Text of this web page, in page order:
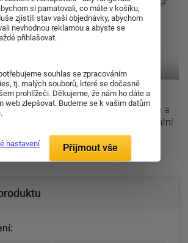
slouží jako opora pro hlavu a
oporu a komfort při spaní, je ideální
si pamatovali, co máte v košíku,
zjistili stav vaší objednávky, abychom
nevhodnou reklamou a abyste se
přihlašovat.
souhlas se zpracováním
tj. malých souborů, které se dočasně
prohlížeči. Děkujeme, že nám ho dáte a
web zlepšovat. Budeme se k vašim datům
nastavení Přijmout vše